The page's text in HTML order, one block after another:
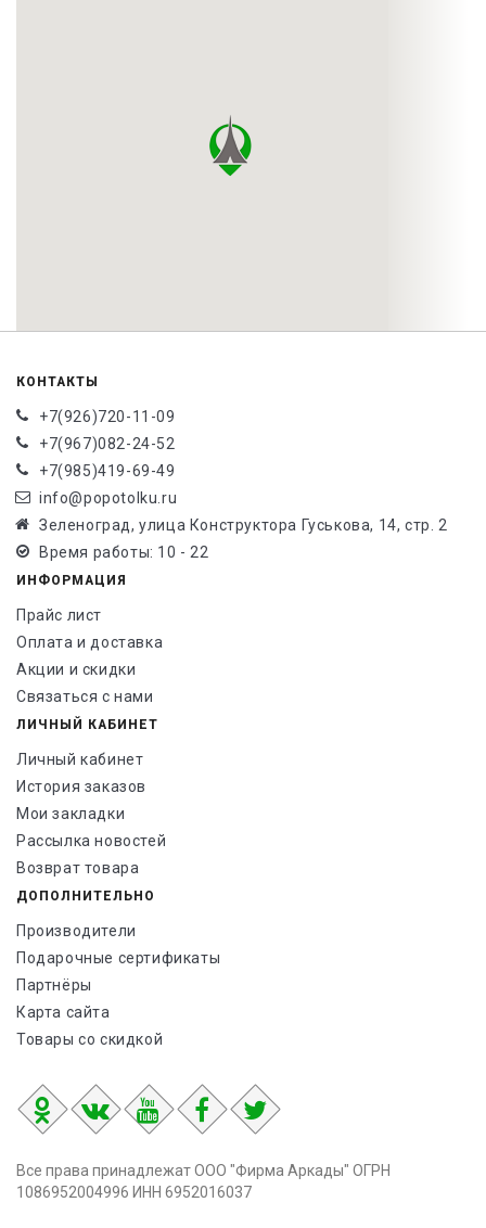
КОНТАКТЫ
+7(926)720-11-09
+7(967)082-24-52
+7(985)419-69-49
info@popotolku.ru
Зеленоград, улица Конструктора Гуськова, 14, стр. 2
Время работы: 10 - 22
ИНФОРМАЦИЯ
Прайс лист
Оплата и доставка
Акции и скидки
Связаться с нами
ЛИЧНЫЙ КАБИНЕТ
Личный кабинет
История заказов
Мои закладки
Рассылка новостей
Возврат товара
ДОПОЛНИТЕЛЬНО
Производители
Подарочные сертификаты
Партнёры
Карта сайта
Товары со скидкой
Все права принадлежат ООО "Фирма Аркады" ОГРН
1086952004996 ИНН 6952016037